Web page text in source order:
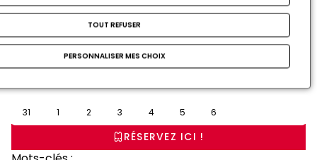
12 13
19 20 21
31 1 2 3 4 5 6
RÉSERVEZ ICI !
TOUT REFUSER
PERSONNALISER MES CHOIX